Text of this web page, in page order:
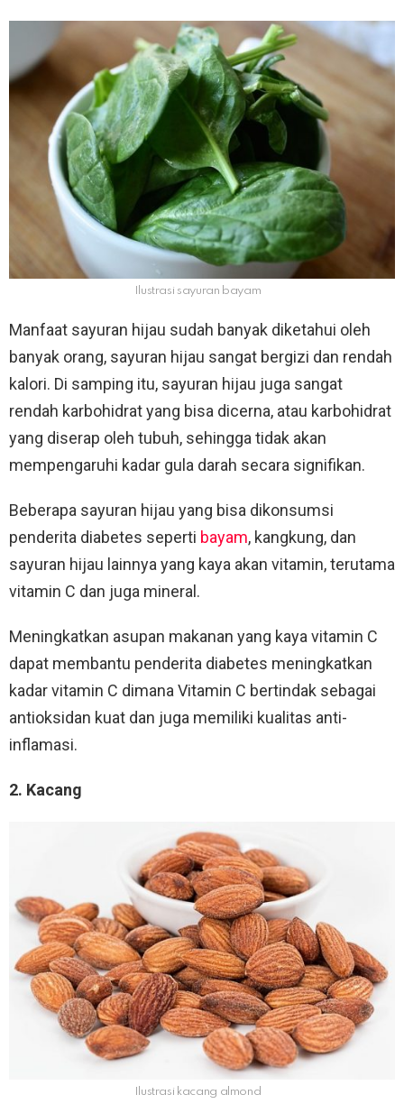
Ilustrasi sayuran bayam
Manfaat sayuran hijau sudah banyak diketahui oleh
banyak orang, sayuran hijau sangat bergizi dan rendah
kalori. Di samping itu, sayuran hijau juga sangat
rendah karbohidrat yang bisa dicerna, atau karbohidrat
yang diserap oleh tubuh, sehingga tidak akan
mempengaruhi kadar gula darah secara signifikan.
Beberapa sayuran hijau yang bisa dikonsumsi
penderita diabetes seperti bayam, kangkung, dan
sayuran hijau lainnya yang kaya akan vitamin, terutama
vitamin C dan juga mineral.
Meningkatkan asupan makanan yang kaya vitamin C
dapat membantu penderita diabetes meningkatkan
kadar vitamin C dimana Vitamin C bertindak sebagai
antioksidan kuat dan juga memiliki kualitas anti-
inflamasi.
2. Kacang
Ilustrasi kacang almond